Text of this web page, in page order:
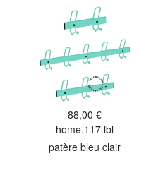
88,00 €
home.117.lbl
patère bleu clair